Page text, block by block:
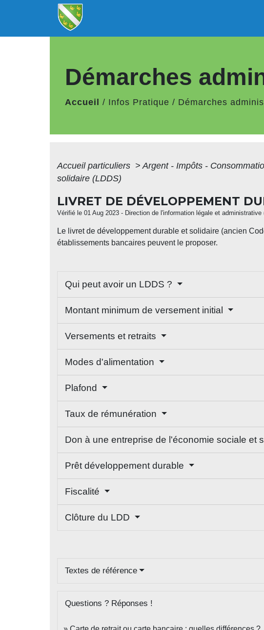
Démarches
Accueil / Infos Pratique / Démarches
Accueil particuliers > Argent - Impôts -
solidaire (LDDS)
LIVRET DE DÉVELOPPEMENT
Vérifié le 01 Aug 2023 - Direction de l'information légale et administrative
Le livret de développement durable et solidaire (ancien
établissements bancaires peuvent le proposer.
Qui peut avoir un LDDS ?
Montant minimum de versement initial
Versements et retraits
Modes d'alimentation
Plafond
Taux de rémunération
Don à une entreprise de l'économie sociale et
Prêt développement durable
Fiscalité
Clôture du LDD
Textes de référence
Questions ? Réponses !